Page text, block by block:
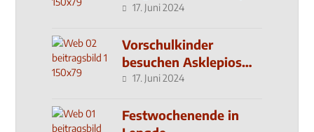
seit 2019
17. Juni 2024
Vorschulkinder
besuchen Asklepios
Klinik
17. Juni 2024
Festwochenende in